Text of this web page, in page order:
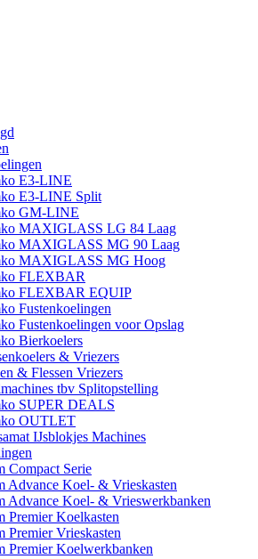
E3-LINE
E3-LINE Split
GM-LINE
MAXIGLASS LG 84 Laag
MAXIGLASS MG 90 Laag
MAXIGLASS MG Hoog
FLEXBAR
FLEXBAR EQUIP
Fustenkoelingen
Fustenkoelingen voor Opslag
Bierkoelers
& Vriezers
& Flessen Vriezers
tbv Splitopstelling
SUPER DEALS
OUTLET
IJsblokjes Machines
Compact Serie
Advance Koel- & Vrieskasten
Advance Koel- & Vrieswerkbanken
Premier Koelkasten
Premier Vrieskasten
Premier Koelwerkbanken